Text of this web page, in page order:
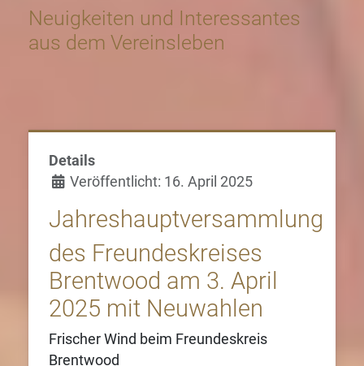
Neuigkeiten und Interessantes
aus dem Vereinsleben
Details
Veröffentlicht: 16. April 2025
Jahreshauptversammlung
des Freundeskreises
Brentwood am 3. April
2025 mit Neuwahlen
Frischer Wind beim Freundeskreis
Brentwood